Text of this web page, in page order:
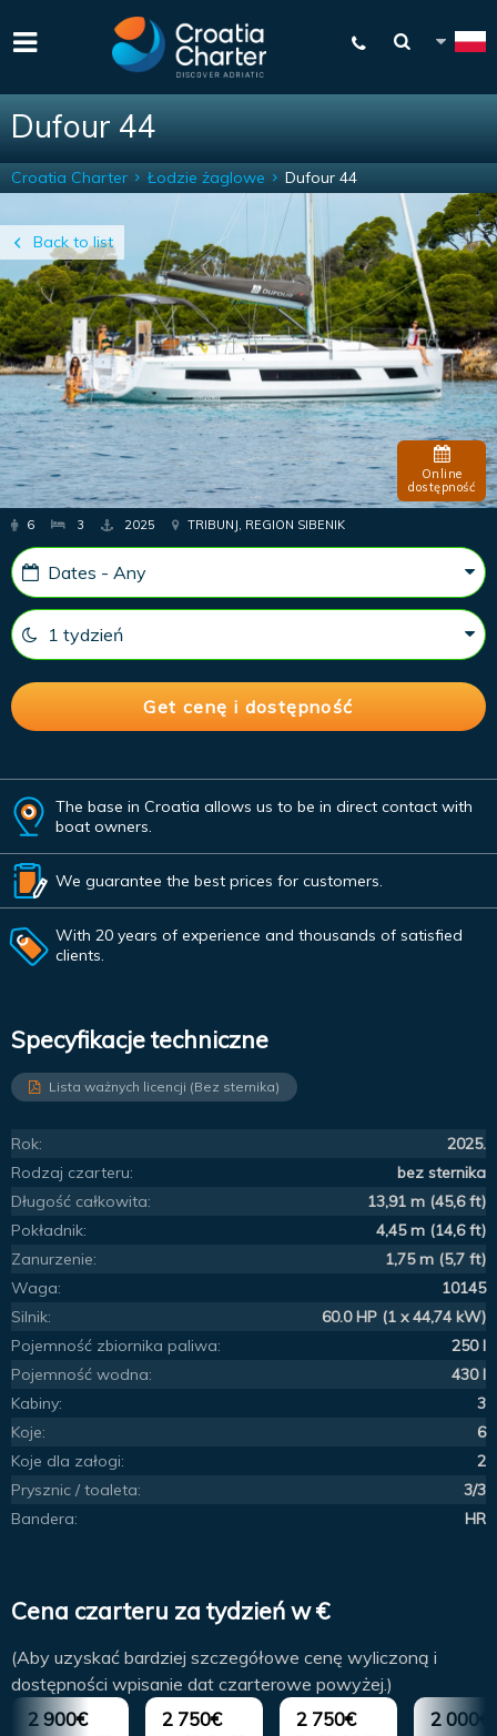
Dufour 44
Back to list
Croatia Charter Łodzie żaglowe Dufour 44
Online
dostępność
6 3 2025 TRIBUNJ, REGION SIBENIK
The base in Croatia allows us to be in direct contact with
boat owners.
We guarantee the best prices for customers.
With 20 years of experience and thousands of satisfied
clients.
Specyfikacje techniczne
Lista ważnych licencji (Bez sternika)
Rok:
2025.
Rodzaj czarteru:
bez sternika
Długość całkowita:
13,91 m (45,6 ft)
Pokładnik:
4,45 m (14,6 ft)
Zanurzenie:
1,75 m (5,7 ft)
Waga:
10145
Silnik:
60.0 HP (1 x 44,74 kW)
Pojemność zbiornika paliwa:
250 l
Pojemność wodna:
430 l
Kabiny:
3
Koje:
6
Koje dla załogi:
2
Prysznic / toaleta:
3/3
Bandera:
HR
Cena czarteru za tydzień w €
(Aby uzyskać bardziej szczegółowe cenę wyliczoną i
dostępności wpisanie dat czarterowe powyżej.)
2 900€ 2 750€ 2 750€ 2 000€